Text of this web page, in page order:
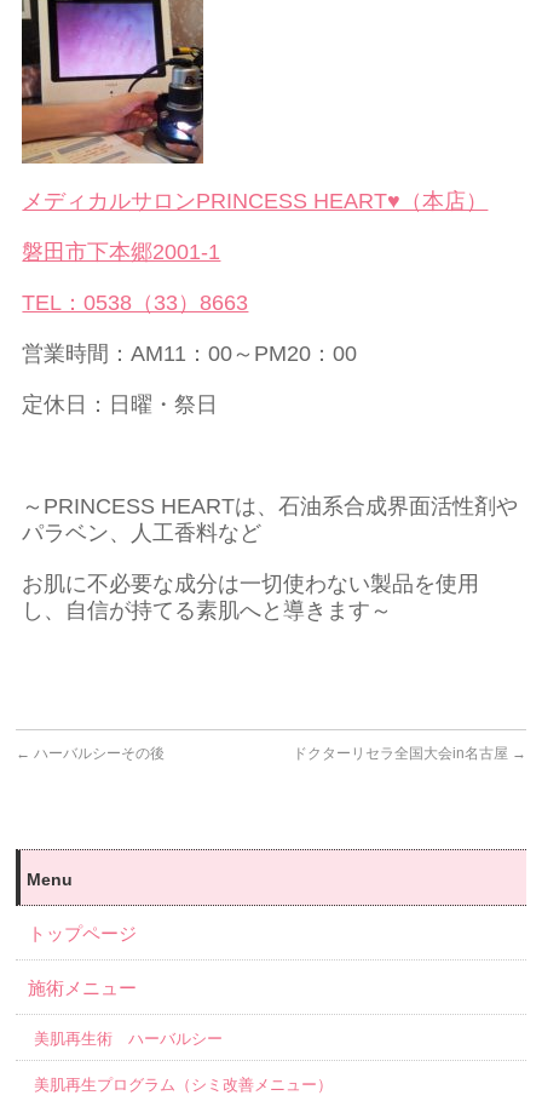
メディカルサロンPRINCESS HEART♥（本店）
磐田市下本郷2001-1
TEL：0538（33）8663
営業時間：AM11：00～PM20：00
定休日：日曜・祭日
～PRINCESS HEARTは、石油系合成界面活性剤や
パラベン、人工香料など
お肌に不必要な成分は一切使わない製品を使用
し、自信が持てる素肌へと導きます～
← ハーバルシーその後 ドクターリセラ全国大会in名古屋 →
Menu
トップページ
施術メニュー
美肌再生術 ハーバルシー
美肌再生プログラム（シミ改善メニュー）